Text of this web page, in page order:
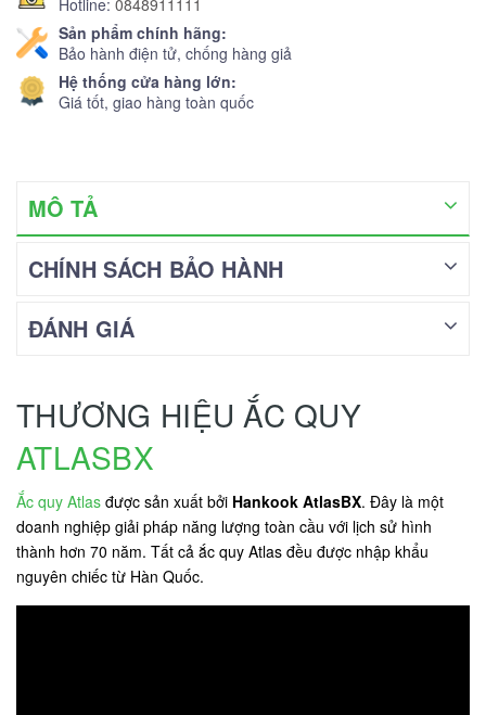
Sản phẩm chính hãng:
Bảo hành điện tử, chống hàng giả
Hệ thống cửa hàng lớn:
Giá tốt, giao hàng toàn quốc
MÔ TẢ
CHÍNH SÁCH BẢO HÀNH
ĐÁNH GIÁ
THƯƠNG HIỆU ẮC QUY
ATLASBX
Ắc quy Atlas được sản xuất bởi Hankook AtlasBX. Đây là một
doanh nghiệp giải pháp năng lượng toàn cầu với lịch sử hình
thành hơn 70 năm. Tất cả ắc quy Atlas đều được nhập khẩu
nguyên chiếc từ Hàn Quốc.